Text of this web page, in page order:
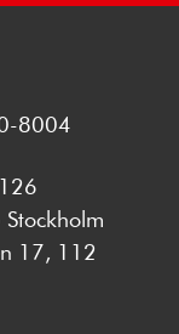
8004
17, 112